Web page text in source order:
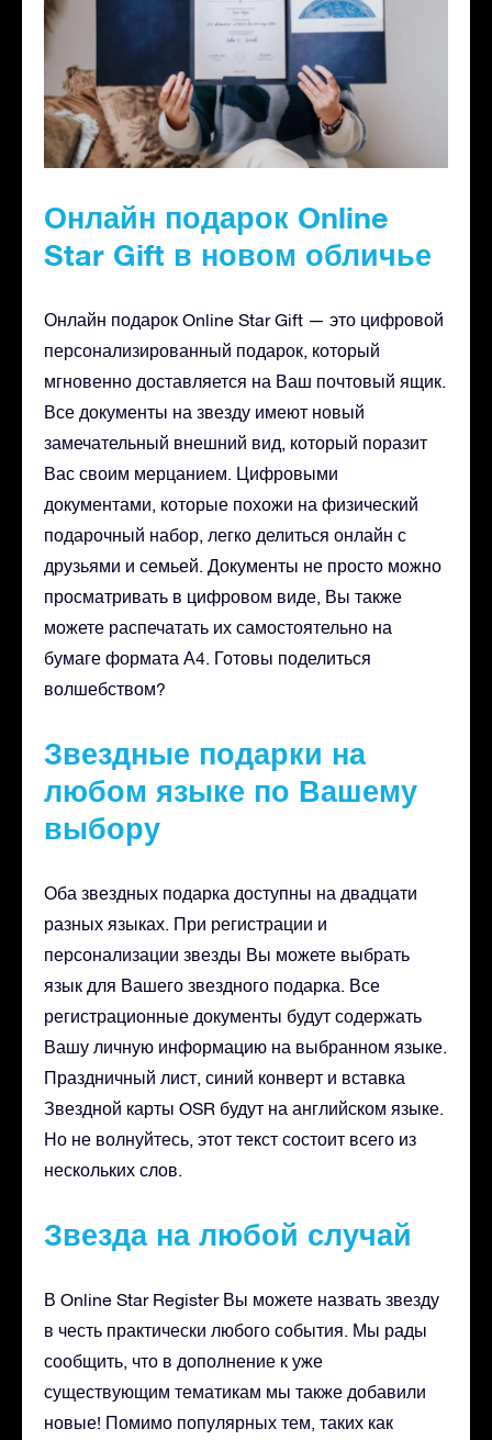
Онлайн подарок Online
Star Gift в новом обличье
Онлайн подарок Online Star Gift — это цифровой
персонализированный подарок, который
мгновенно доставляется на Ваш почтовый ящик.
Все документы на звезду имеют новый
замечательный внешний вид, который поразит
Вас своим мерцанием. Цифровыми
документами, которые похожи на физический
подарочный набор, легко делиться онлайн с
друзьями и семьей. Документы не просто можно
просматривать в цифровом виде, Вы также
можете распечатать их самостоятельно на
бумаге формата А4. Готовы поделиться
волшебством?
Звездные подарки на
любом языке по Вашему
выбору
Оба звездных подарка доступны на двадцати
разных языках. При регистрации и
персонализации звезды Вы можете выбрать
язык для Вашего звездного подарка. Все
регистрационные документы будут содержать
Вашу личную информацию на выбранном языке.
Праздничный лист, синий конверт и вставка
Звездной карты OSR будут на английском языке.
Но не волнуйтесь, этот текст состоит всего из
нескольких слов.
Звезда на любой случай
В Online Star Register Вы можете назвать звезду
в честь практически любого события. Мы рады
сообщить, что в дополнение к уже
существующим тематикам мы также добавили
новые! Помимо популярных тем, таких как